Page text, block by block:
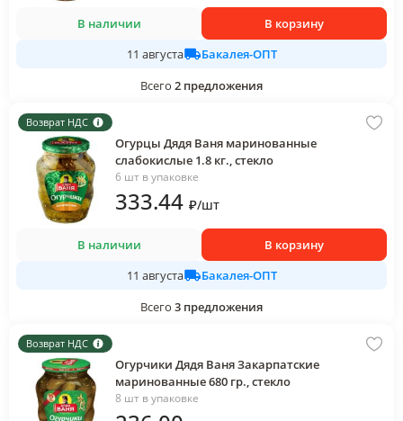
В наличии
В корзину
11 августа
Бакалея-ОПТ
Всего 2 предложения
Возврат НДС
Огурцы Дядя Ваня маринованные
слабокислые 1.8 кг., стекло
6 шт в упаковке
333.44 ₽/шт
В наличии
В корзину
11 августа
Бакалея-ОПТ
Всего 3 предложения
Возврат НДС
Огурчики Дядя Ваня Закарпатские
маринованные 680 гр., стекло
8 шт в упаковке